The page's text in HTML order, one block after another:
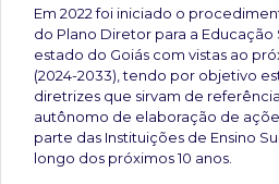
Em 2022 foi iniciado o
do Plano Diretor para a Educação
estado do Goiás com vistas ao
(2024-2033), tendo por objetivo
diretrizes que sirvam de
autônomo de elaboração de
parte das Instituições de Ensino
longo dos próximos 10 anos.